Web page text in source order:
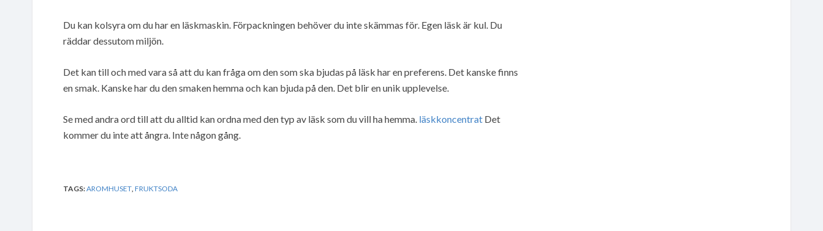
Du kan kolsyra om du har en läskmaskin. Förpackningen behöver du inte skämmas för. Egen läsk är kul. Du
räddar dessutom miljön.
Det kan till och med vara så att du kan fråga om den som ska bjudas på läsk har en preferens. Det kanske finns
en smak. Kanske har du den smaken hemma och kan bjuda på den. Det blir en unik upplevelse.
Se med andra ord till att du alltid kan ordna med den typ av läsk som du vill ha hemma. läskkoncentrat Det
kommer du inte att ångra. Inte någon gång.
TAGS:AROMHUSET FRUKTSODA